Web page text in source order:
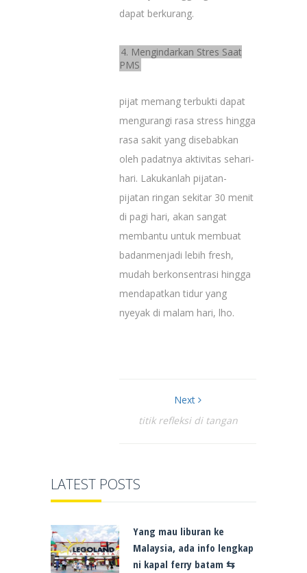
LATEST POSTS
Yang mau liburan ke
Malaysia, ada info lengkap
ni kapal ferry batam ⇆
dapat berkurang.
4. Mengindarkan Stres Saat
PMS
pijat memang terbukti dapat
mengurangi rasa stress hingga
rasa sakit yang disebabkan
oleh padatnya aktivitas sehari-
hari. Lakukanlah pijatan-
pijatan ringan sekitar 30 menit
di pagi hari, akan sangat
membantu untuk membuat
badanmenjadi lebih fresh,
mudah berkonsentrasi hingga
mendapatkan tidur yang
nyeyak di malam hari, lho.
Next
titik refleksi di tangan